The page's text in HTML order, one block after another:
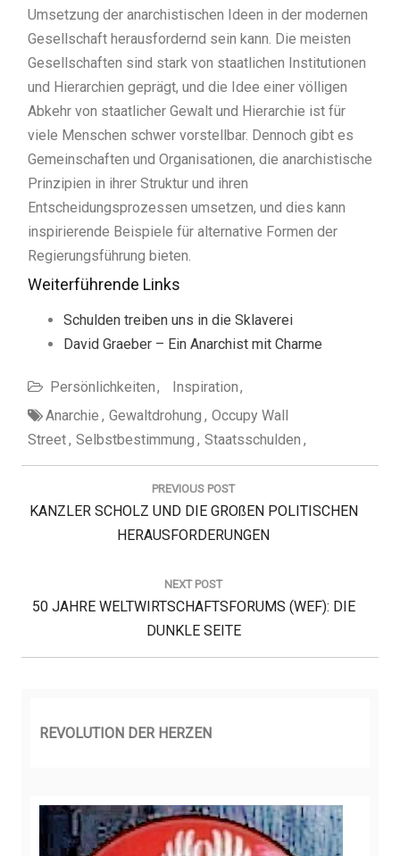
Umsetzung der anarchistischen Ideen in der modernen
Gesellschaft herausfordernd sein kann. Die meisten
Gesellschaften sind stark von staatlichen Institutionen
und Hierarchien geprägt, und die Idee einer völligen
Abkehr von staatlicher Gewalt und Hierarchie ist für
viele Menschen schwer vorstellbar. Dennoch gibt es
Gemeinschaften und Organisationen, die anarchistische
Prinzipien in ihrer Struktur und ihren
Entscheidungsprozessen umsetzen, und dies kann
inspirierende Beispiele für alternative Formen der
Regierungsführung bieten.
Weiterführende Links
Schulden treiben uns in die Sklaverei
David Graeber – Ein Anarchist mit Charme
Persönlichkeiten
Inspiration
Anarchie
Gewaltdrohung
Occupy Wall
Street Selbstbestimmung Staatsschulden
PREVIOUS POST
P
U
KANZLER SCHOLZ UND DIE GROßEN POLITISCHEN
HERAUSFORDERUNGEN
NEXT POST
N
X
50 JAHRE WELTWIRTSCHAFTSFORUMS (WEF): DIE
DUNKLE SEITE
REVOLUTION DER HERZEN